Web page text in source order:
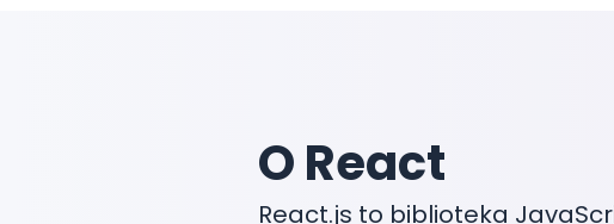
O React
React.js to biblioteka